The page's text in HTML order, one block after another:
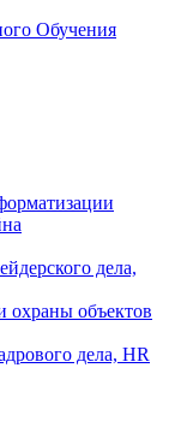
Обучения
дела,
охраны объектов
дела, HR